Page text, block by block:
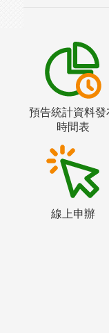
預告統計資料發
時間表
線上申辦